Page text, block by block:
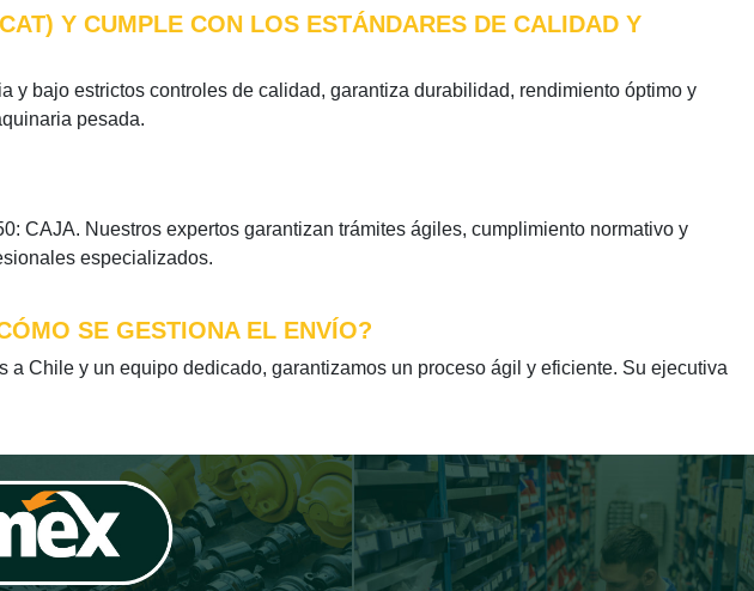
Y CUMPLE CON LOS ESTÁNDARES DE CALIDAD Y
bajo estrictos controles de calidad, garantiza durabilidad, rendimiento óptimo y
pesada.
CAJA. Nuestros expertos garantizan trámites ágiles, cumplimiento normativo y
especializados.
SE GESTIONA EL ENVÍO?
Chile y un equipo dedicado, garantizamos un proceso ágil y eficiente. Su ejecutiva